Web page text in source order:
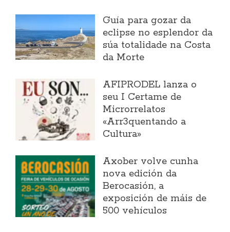
Guía para gozar da
eclipse no esplendor da
súa totalidade na Costa
da Morte
AFIPRODEL lanza o
seu I Certame de
Microrrelatos
«Arr3quentando a
Cultura»
Axober volve cunha
nova edición da
Berocasión, a
exposición de máis de
500 vehículos